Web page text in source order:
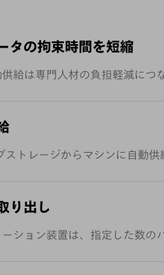
タの拘束時間を短縮
給は専門人材の負担軽減につ
ストレージからマシンに自動供
り出し
ション装置は、指定した数の